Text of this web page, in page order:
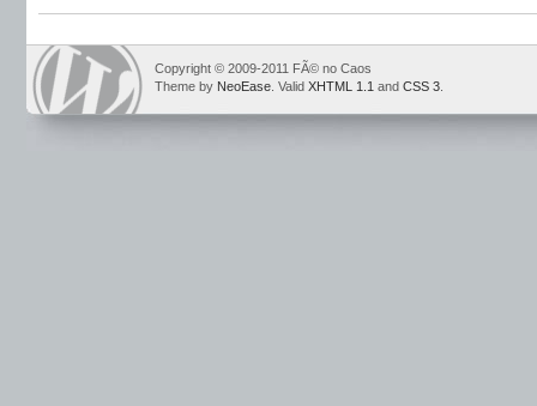
Copyright © 2009-2011 FÃ© no Caos
Theme by NeoEase . Valid XHTML 1.1 and CSS 3